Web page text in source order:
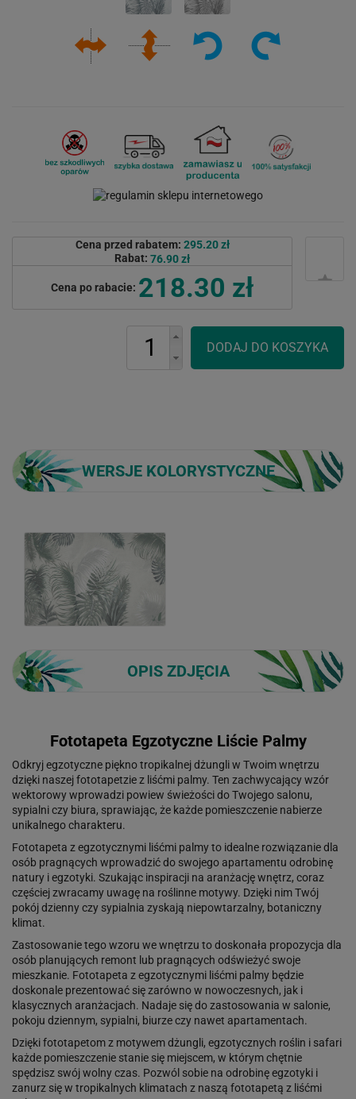
Cena przed rabatem: 295.20 zł
Rabat: 76.90 zł
Cena po rabacie: 218.30 zł
WERSJE KOLORYSTYCZNE
OPIS ZDJĘCIA
Fototapeta Egzotyczne Liście Palmy
Odkryj egzotyczne piękno tropikalnej dżungli w Twoim wnętrzu
dzięki naszej fototapetzie z liśćmi palmy. Ten zachwycający wzór
wektorowy wprowadzi powiew świeżości do Twojego salonu,
sypialni czy biura, sprawiając, że każde pomieszczenie nabierze
unikalnego charakteru.
Fototapeta z egzotycznymi liśćmi palmy to idealne rozwiązanie dla
osób pragnących wprowadzić do swojego apartamentu odrobinę
natury i egzotyki. Szukając inspiracji na aranżację wnętrz, coraz
częściej zwracamy uwagę na roślinne motywy. Dzięki nim Twój
pokój dzienny czy sypialnia zyskają niepowtarzalny, botaniczny
klimat.
Zastosowanie tego wzoru we wnętrzu to doskonała propozycja dla
osób planujących remont lub pragnących odświeżyć swoje
mieszkanie. Fototapeta z egzotycznymi liśćmi palmy będzie
doskonale prezentować się zarówno w nowoczesnych, jak i
klasycznych aranżacjach. Nadaje się do zastosowania w salonie,
pokoju dziennym, sypialni, biurze czy nawet apartamentach.
Dzięki fototapetom z motywem dżungli, egzotycznych roślin i safari
każde pomieszczenie stanie się miejscem, w którym chętnie
spędzisz swój wolny czas. Pozwól sobie na odrobinę egzotyki i
zanurz się w tropikalnych klimatach z naszą fototapetą z liśćmi